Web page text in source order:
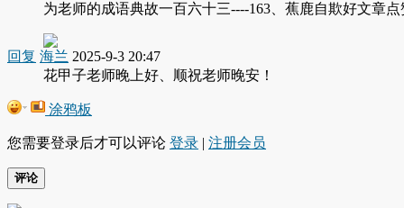
为老师的成语典故一百六十三----163、蕉鹿自欺好文章点
回复 海兰 2025-9-3 20:47
花甲子老师晚上好、顺祝老师晚安！
涂鸦板
您需要登录后才可以评论 登录 | 注册会员
评论